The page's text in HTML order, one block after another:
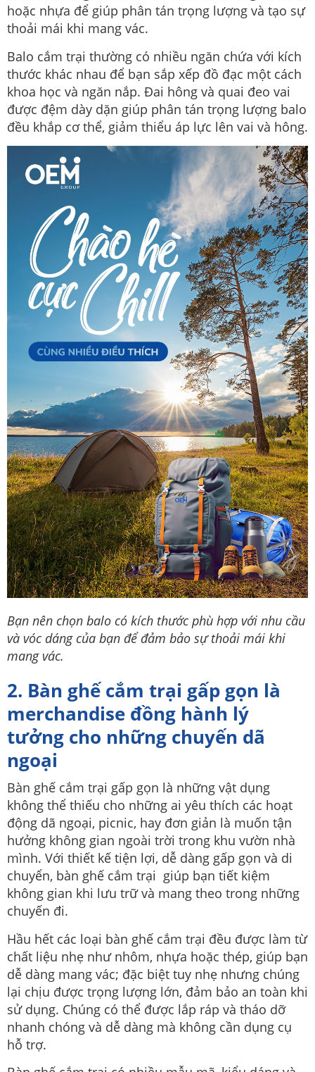
hoặc nhựa để giúp phân tán trọng lượng và tạo sự
thoải mái khi mang vác.
Balo cắm trại thường có nhiều ngăn chứa với kích
thước khác nhau để bạn sắp xếp đồ đạc một cách
khoa học và ngăn nắp. Đai hông và quai đeo vai
được đệm dày dặn giúp phân tán trọng lượng balo
đều khắp cơ thể, giảm thiểu áp lực lên vai và hông.
Bạn nên chọn balo có kích thước phù hợp với nhu cầu
và vóc dáng của bạn để đảm bảo sự thoải mái khi
mang vác.
2. Bàn ghế cắm trại gấp gọn là
merchandise đồng hành lý
tưởng cho những chuyến dã
ngoại
Bàn ghế cắm trại gấp gọn là những vật dụng
không thể thiếu cho những ai yêu thích các hoạt
động dã ngoại, picnic, hay đơn giản là muốn tận
hưởng không gian ngoài trời trong khu vườn nhà
mình. Với thiết kế tiện lợi, dễ dàng gấp gọn và di
chuyển, bàn ghế cắm trại giúp bạn tiết kiệm
không gian khi lưu trữ và mang theo trong những
chuyến đi.
Hầu hết các loại bàn ghế cắm trại đều được làm từ
chất liệu nhẹ như nhôm, nhựa hoặc thép, giúp bạn
dễ dàng mang vác; đặc biệt tuy nhẹ nhưng chúng
lại chịu được trọng lượng lớn, đảm bảo an toàn khi
sử dụng. Chúng có thể được lắp ráp và tháo dỡ
nhanh chóng và dễ dàng mà không cần dụng cụ
hỗ trợ.